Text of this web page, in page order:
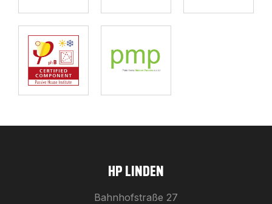
HP LINDEN
Bahnhofstraße 27